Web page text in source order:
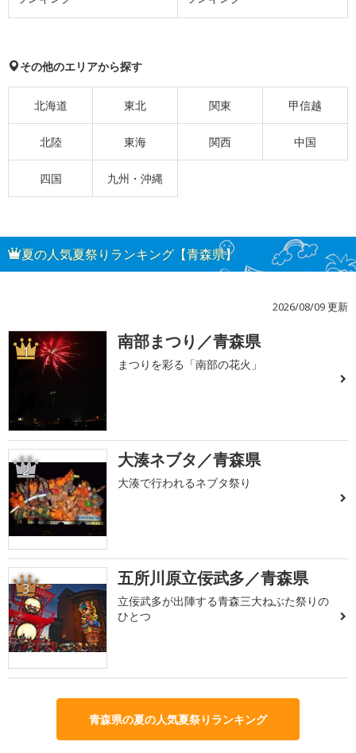
その他のエリアから探す
北海道 東北 関東 甲信越
北陸 東海 関西 中国
四国 九州・沖縄
夏の人気夏祭りランキング【青森県】
2026/08/09 更新
1 南部まつり／青森県
まつりを彩る「南部の花火」
2 大湊ネブタ／青森県
大湊で行われるネブタ祭り
3 五所川原立佞武多／青森県
立佞武多が出陣する青森三大ねぶた祭りの
ひとつ
青森県の夏の人気夏祭りランキング